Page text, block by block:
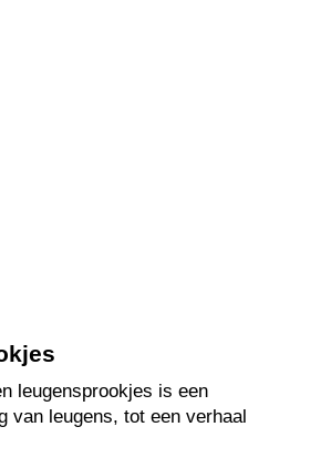
leugensprookjes is een
van leugens, tot een verhaal